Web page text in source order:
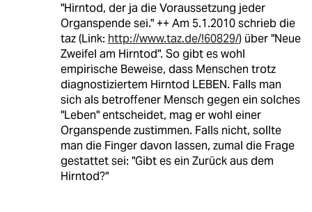
"Hirntod, der ja die Voraussetzung jeder
Organspende sei." ++ Am 5.1.2010 schrieb die
taz (Link: http://www.taz.de/!60829/) über "Neue
Zweifel am Hirntod". So gibt es wohl
empirische Beweise, dass Menschen trotz
diagnostiziertem Hirntod LEBEN. Falls man
sich als betroffener Mensch gegen ein solches
"Leben" entscheidet, mag er wohl einer
Organspende zustimmen. Falls nicht, sollte
man die Finger davon lassen, zumal die Frage
gestattet sei: "Gibt es ein Zurück aus dem
Hirntod?"